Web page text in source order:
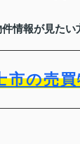
情報が見たい
市の売